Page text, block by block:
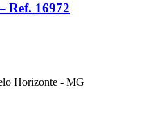
Ref. 16972
Horizonte - MG